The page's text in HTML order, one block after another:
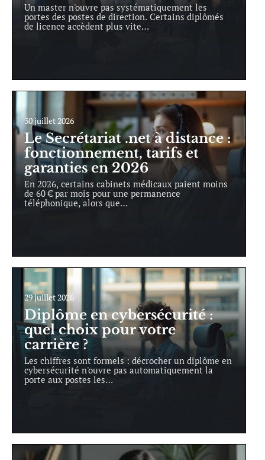
Un master n'ouvre pas systématiquement les
portes des postes de direction. Certains diplômés
de licence accèdent plus vite…
30 juillet 2026
Le Secrétariat .net à distance :
fonctionnement, tarifs et
garanties en 2026
En 2026, certains cabinets médicaux paient moins
de 60 € par mois pour une permanence
téléphonique, alors que…
29 juillet 2026
Diplôme en cybersécurité :
quel choix pour votre
carrière ?
Les chiffres sont formels : décrocher un diplôme en
cybersécurité n'ouvre pas automatiquement la
porte aux postes les…